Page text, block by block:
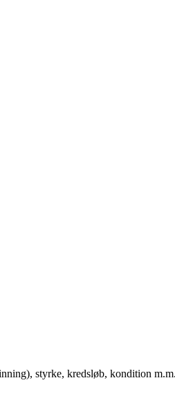
styrke, kredsløb, kondition m.m.